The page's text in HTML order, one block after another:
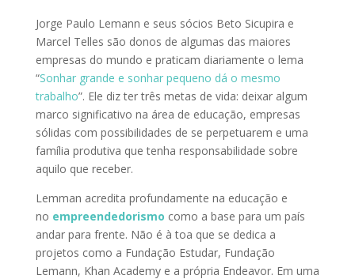
Jorge Paulo Lemann e seus sócios Beto Sicupira e
Marcel Telles são donos de algumas das maiores
empresas do mundo e praticam diariamente o lema
“Sonhar grande e sonhar pequeno dá o mesmo
trabalho”. Ele diz ter três metas de vida: deixar algum
marco significativo na área de educação, empresas
sólidas com possibilidades de se perpetuarem e uma
família produtiva que tenha responsabilidade sobre
aquilo que receber.
Lemman acredita profundamente na educação e
no empreendedorismo como a base para um país
andar para frente. Não é à toa que se dedica a
projetos como a Fundação Estudar, Fundação
Lemann, Khan Academy e a própria Endeavor. Em uma